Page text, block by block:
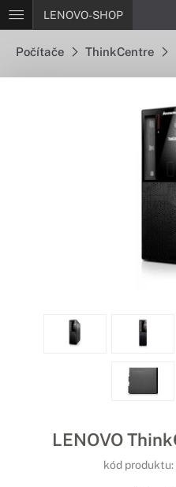
LENOVO-SHOP
Počítače ThinkCentre
LENOVO
kód produktu: